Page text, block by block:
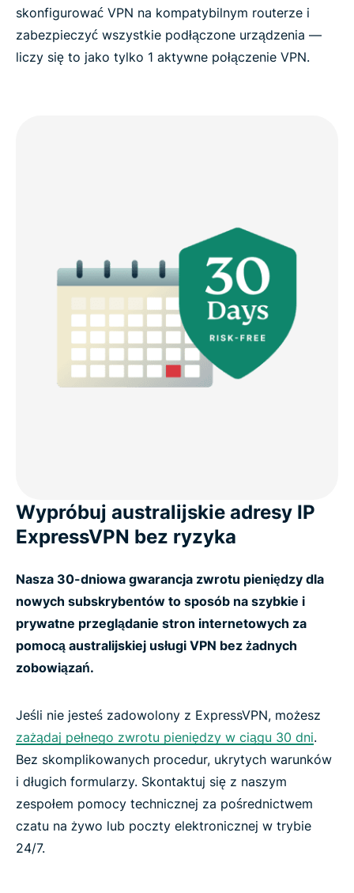
skonfigurować VPN na kompatybilnym routerze i
zabezpieczyć wszystkie podłączone urządzenia —
liczy się to jako tylko 1 aktywne połączenie VPN.
Wypróbuj australijskie adresy IP
ExpressVPN bez ryzyka
Nasza 30-dniowa gwarancja zwrotu pieniędzy dla
nowych subskrybentów to sposób na szybkie i
prywatne przeglądanie stron internetowych za
pomocą australijskiej usługi VPN bez żadnych
zobowiązań.
Jeśli nie jesteś zadowolony z ExpressVPN, możesz
zażądaj pełnego zwrotu pieniędzy w ciągu 30 dni.
Bez skomplikowanych procedur, ukrytych warunków
i długich formularzy. Skontaktuj się z naszym
zespołem pomocy technicznej za pośrednictwem
czatu na żywo lub poczty elektronicznej w trybie
24/7.